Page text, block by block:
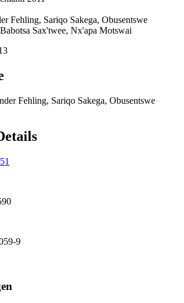
Fehling, Sariqo Sakega, Obusentswe
Sax'twee, Nx'apa Motswai
Fehling, Sariqo Sakega, Obusentswe
9